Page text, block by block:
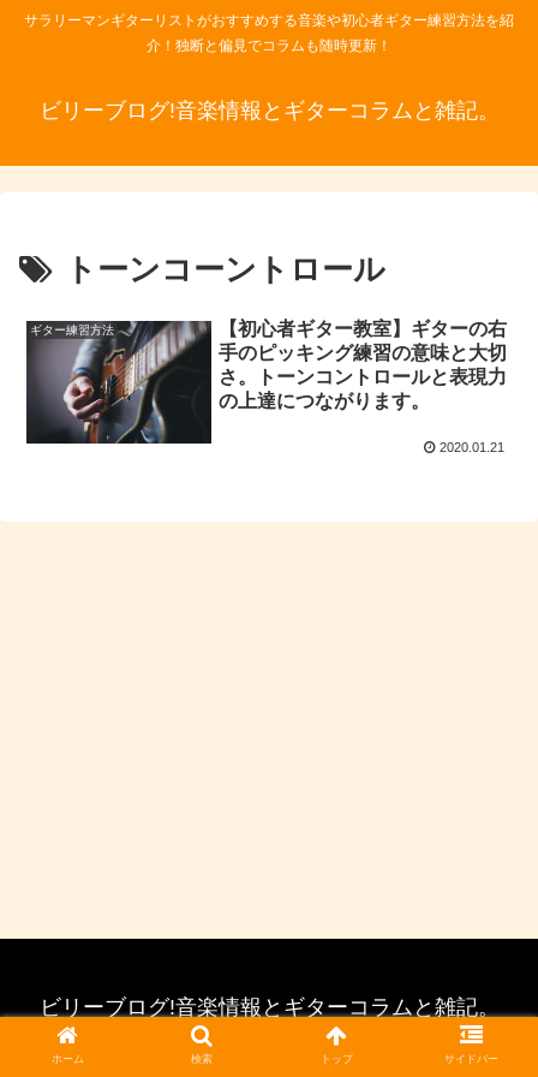
サラリーマンギターリストがおすすめする音楽や初心者ギター練習方法を紹
介！独断と偏見でコラムも随時更新！
ビリーブログ!音楽情報とギターコラムと雑記。
トーンコーントロール
ギター練習方法
【初心者ギター教室】ギターの右
手のピッキング練習の意味と大切
さ。トーンコントロールと表現力
の上達につながります。
2020.01.21
ビリーブログ!音楽情報とギターコラムと雑記。
© 2019 ビリーブログ!音楽情報とギターコラムと雑記。.
ホーム 検索 トップ サイドバー